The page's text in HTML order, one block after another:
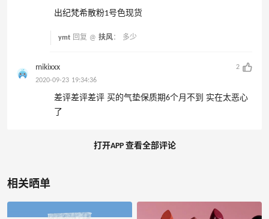
出纪梵希散粉1号色现货
ymt 回复 @ 扶风： 多少
mikixxx
2
2020-09-23 19:34:36
差评差评差评 买的气垫保质期6个月不到 实在太恶心
了
打开APP 查看全部评论
相关晒单